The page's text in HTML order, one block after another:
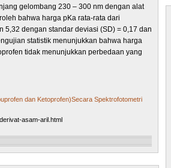
gelombang 230 – 300 nm dengan alat
bahwa harga pKa rata-rata dari
5,32 dengan standar deviasi (SD) = 0,17 dan
statistik menunjukkan bahwa harga
tidak menunjukkan perbedaan yang
dan Ketoprofen)Secara Spektrofotometri
asam-aril.html